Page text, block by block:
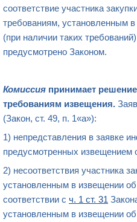
соответствие участника
требованиям, установленным в
(при наличии таких
предусмотрено Законом.
Комиссия принимает
требованиям извещения.
(Закон, ст. 49, п. 1«а»):
1) непредставления в заявке
предусмотренных извещением
2) несоответствия участника
установленным в извещении
соответствии с ч. 1 ст. 31
установленным в извещении